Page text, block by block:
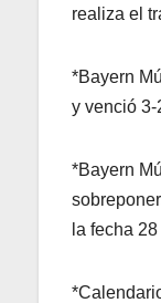
realiza el
*Bayern
y venció
*Bayern
la fecha